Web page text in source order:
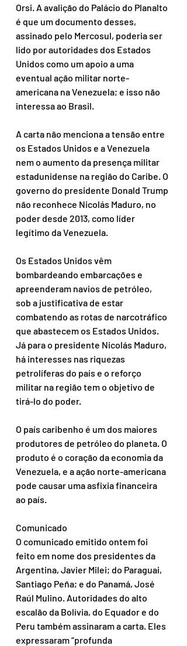
Orsi. A avalição do Palácio do Planalto
é que um documento desses,
assinado pelo Mercosul, poderia ser
lido por autoridades dos Estados
Unidos como um apoio a uma
eventual ação militar norte-
americana na Venezuela; e isso não
interessa ao Brasil.
A carta não menciona a tensão entre
os Estados Unidos e a Venezuela
nem o aumento da presença militar
estadunidense na região do Caribe. O
governo do presidente Donald Trump
não reconhece Nicolás Maduro, no
poder desde 2013, como líder
legítimo da Venezuela.
Os Estados Unidos vêm
bombardeando embarcações e
apreenderam navios de petróleo,
sob a justificativa de estar
combatendo as rotas de narcotráfico
que abastecem os Estados Unidos.
Já para o presidente Nicolás Maduro,
há interesses nas riquezas
petrolíferas do país e o reforço
militar na região tem o objetivo de
tirá-lo do poder.
O país caribenho é um dos maiores
produtores de petróleo do planeta. O
produto é o coração da economia da
Venezuela, e a ação norte-americana
pode causar uma asfixia financeira
ao país.
Comunicado
O comunicado emitido ontem foi
feito em nome dos presidentes da
Argentina, Javier Milei; do Paraguai,
Santiago Peña; e do Panamá, José
Raúl Mulino. Autoridades do alto
escalão da Bolívia, do Equador e do
Peru também assinaram a carta. Eles
expressaram “profunda